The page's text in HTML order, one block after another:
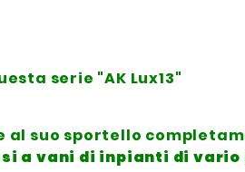
serie "AK Lux13"
al suo sportello
a vani di inpianti di vario